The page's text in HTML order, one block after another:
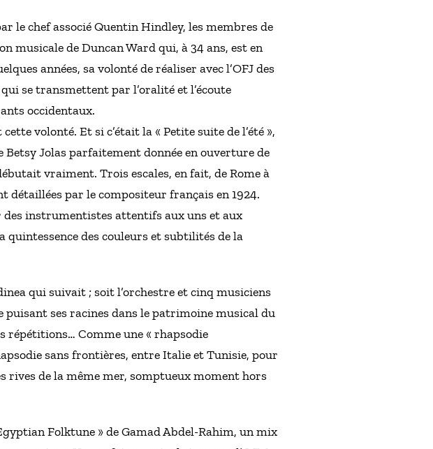
le chef associé Quentin Hindley, les membres de
musicale de Duncan Ward qui, à 34 ans, est en
années, sa volonté de réaliser avec l’OFJ des
se transmettent par l’oralité et l’écoute
occidentaux.
volonté. Et si c’était la « Petite suite de l’été »,
Jolas parfaitement donnée en ouverture de
vraiment. Trois escales, en fait, de Rome à
détaillées par le compositeur français en 1924.
instrumentistes attentifs aux uns et aux
des couleurs et subtilités de la
qui suivait ; soit l’orchestre et cinq musiciens
ses racines dans le patrimoine musical du
Comme une « rhapsodie
sans frontières, entre Italie et Tunisie, pour
de la même mer, somptueux moment hors
Folktune » de Gamad Abdel-Rahim, un mix